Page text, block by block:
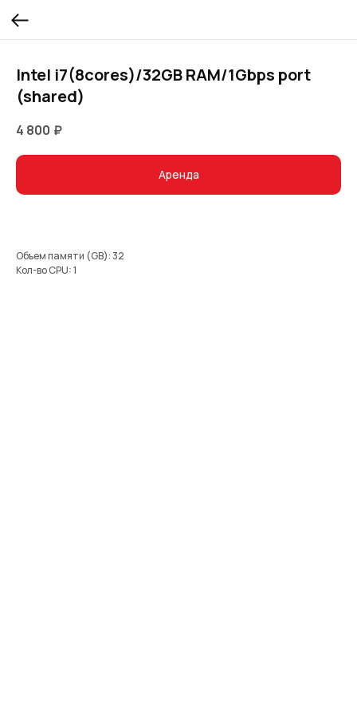
Intel i7(8cores)/32GB RAM/1Gbps port
(shared)
4 800 ₽
Аренда
Объем памяти (GB): 32
Кол-во CPU: 1